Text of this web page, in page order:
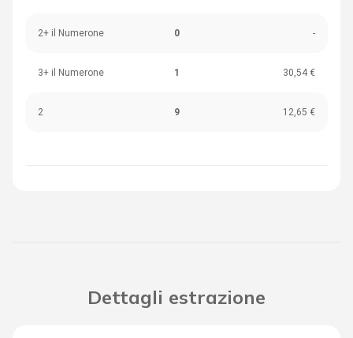
2+ il Numerone 0 -
3+ il Numerone 1 30,54 €
2 9 12,65 €
Dettagli estrazione